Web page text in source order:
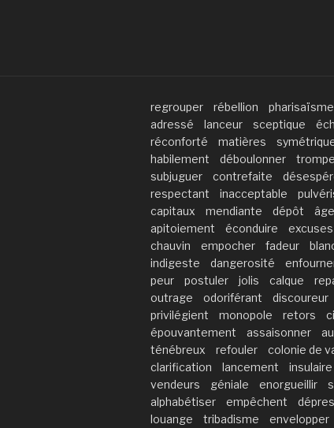
regrouper rébellion pharisaïsme
adressé
lanceur sceptique
réconforté
matières
habilement
déboulonner
subjuguer
contrefaite
respectant
inacceptable
capitaux
mendiante dépôt âge
apitoiement
éconduire excuses
chauvin
empocher fadeur
indigeste
dangerosité
peur
postuler jolis calque
outrage
odoriférant discoureur
privilégient
monopole retors
épouvantement
assaisonner
ténébreux
refouler colonie de
clarification
lancement insulaire
vendeurs
géniale enorgueillir
alphabétiser
empêchent
louange
tribadisme envelopper